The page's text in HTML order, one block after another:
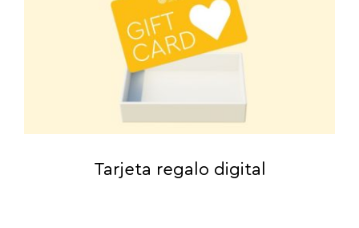
Tarjeta regalo digital